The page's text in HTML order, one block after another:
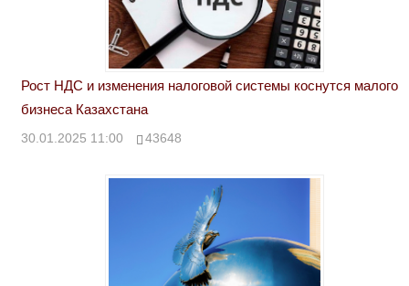
Рост НДС и изменения налоговой системы коснутся малого
бизнеса Казахстана
30.01.2025 11:00 43648